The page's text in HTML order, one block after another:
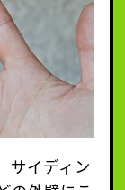
サイディン